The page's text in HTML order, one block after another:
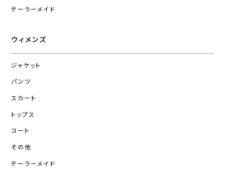
テーラーメイド
ウィメンズ
ジャケット
パンツ
スカート
トップス
コート
その他
テーラーメイド